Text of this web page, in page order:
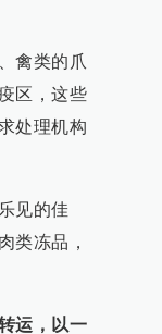
禽类的爪
区，这些
处理机构
见的佳
类冻品，
运，以一